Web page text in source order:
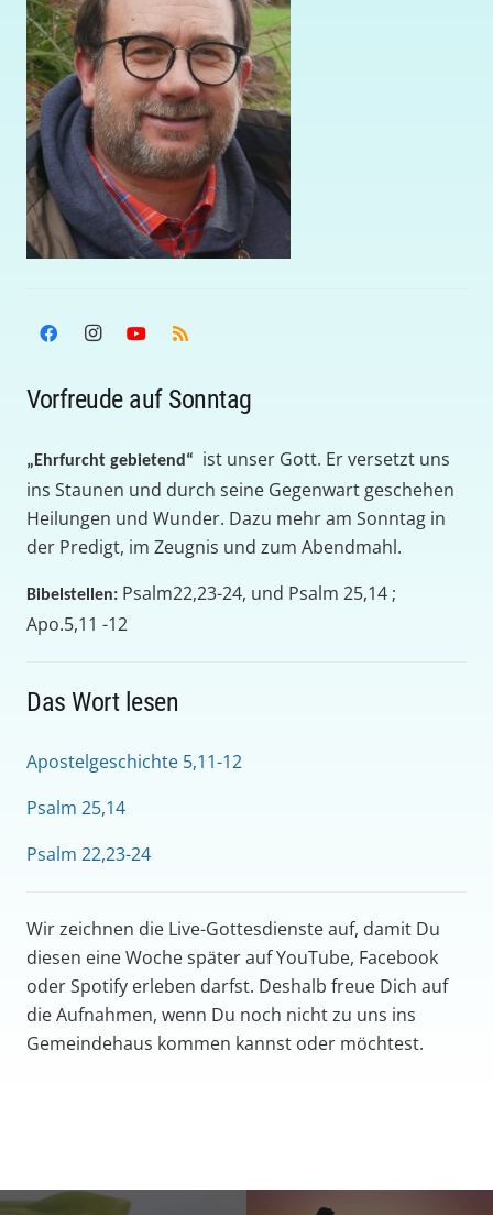
Vorfreude auf Sonntag
„Ehrfurcht gebietend“
ist unser Gott. Er versetzt uns
ins Staunen und durch seine Gegenwart geschehen
Heilungen und Wunder. Dazu mehr am Sonntag in
der Predigt, im Zeugnis und zum Abendmahl.
Bibelstellen: Psalm22,23-24, und Psalm 25,14 ;
Apo.5,11 -12
Das Wort lesen
Apostelgeschichte 5,11-12
Psalm 25,14
Psalm 22,23-24
Wir zeichnen die Live-Gottesdienste auf, damit Du
diesen eine Woche später auf YouTube, Facebook
oder Spotify erleben darfst. Deshalb freue Dich auf
die Aufnahmen, wenn Du noch nicht zu uns ins
Gemeindehaus kommen kannst oder möchtest.